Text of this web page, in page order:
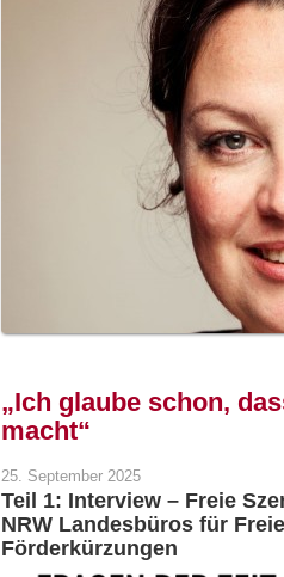
„Ich glaube schon,
macht“
25. September 2025
Teil 1: Interview – Freie
NRW Landesbüros für
Förderkürzungen